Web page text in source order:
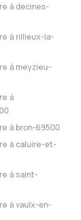
à decines-
à rillieux-la-
à meyzieu-
à
à bron-69500
à caluire-et-
à saint-
à vaulx-en-